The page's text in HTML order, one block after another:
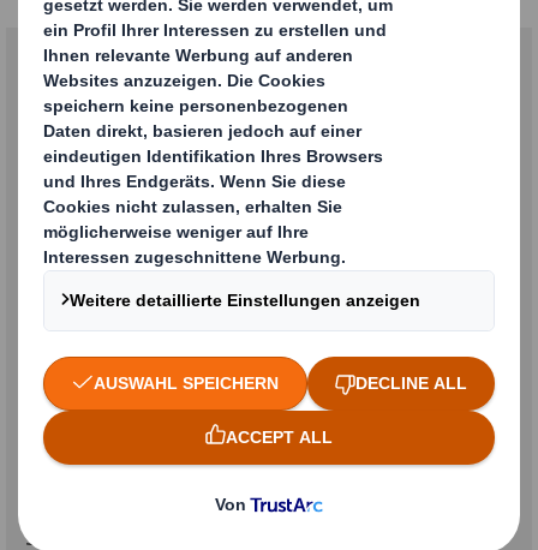
„Der digitale Direktdruck bietet unseren
Kunden zahlreiche hochinteressante
Anwendungsmöglichkeiten – ob
warentragende Displays,
Bodenaufsteller, Deckenhänger,
aufwendige Schaufensterdekorationen,
oder auch anspruchsvolle Geschenk-,
Präsentations- oder Promotions-
Verpackungen – je nach Anforderungen
können wir qualitativ hochwertig und
schnell produzieren.“